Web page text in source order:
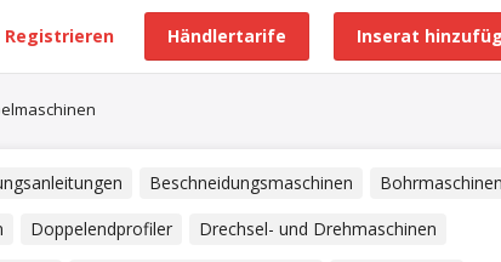
Inserat
Händlertarife
Registrieren
Beschneidungsmaschinen
Bohrmaschinen
Doppelendprofiler
Drechsel- und Drehmaschinen